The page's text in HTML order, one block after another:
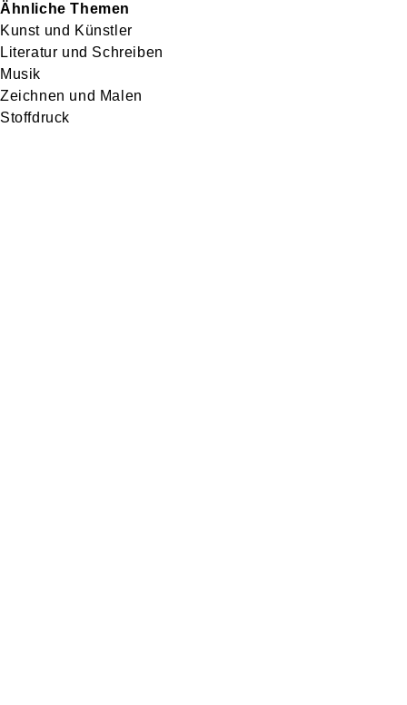
Ähnliche Themen
Kunst und Künstler
Literatur und Schreiben
Musik
Zeichnen und Malen
Stoffdruck